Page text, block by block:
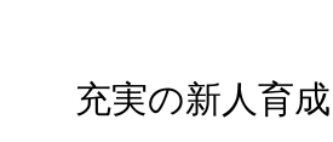
充実の新人育